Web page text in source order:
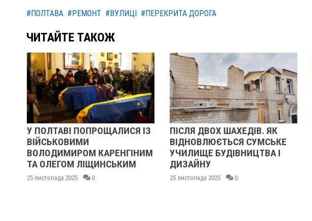
#ПОЛТАВА #РЕМОНТ #ВУЛИЦІ #ПЕРЕКРИТА ДОРОГА
ЧИТАЙТЕ ТАКОЖ
У ПОЛТАВІ ПОПРОЩАЛИСЯ ІЗ
ВІЙСЬКОВИМИ
ВОЛОДИМИРОМ КАРЕНГІНИМ
ТА ОЛЕГОМ ЛІЩИНСЬКИМ
25 листопада 2025 0
ПІСЛЯ ДВОХ ШАХЕДІВ. ЯК
ВІДНОВЛЮЄТЬСЯ СУМСЬКЕ
УЧИЛИЩЕ БУДІВНИЦТВА І
ДИЗАЙНУ
25 листопада 2025 0